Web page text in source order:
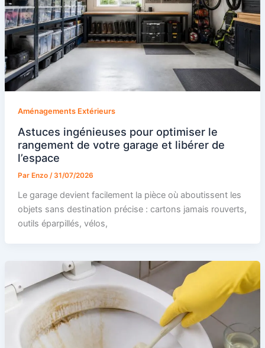
Aménagements Extérieurs
Astuces ingénieuses pour optimiser le
rangement de votre garage et libérer de
l’espace
Par Enzo / 31/07/2026
Le garage devient facilement la pièce où aboutissent les
objets sans destination précise : cartons jamais rouverts,
outils éparpillés, vélos,